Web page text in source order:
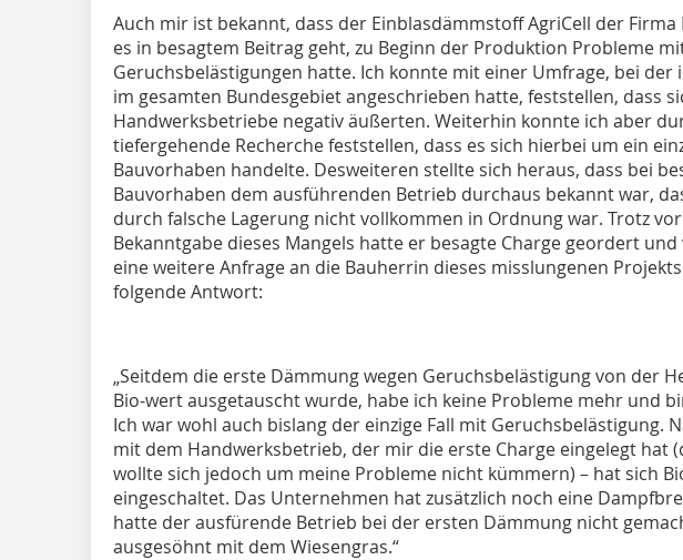
Auch mir ist bekannt, dass der Einblasdämmstoff AgriCell der
es in besagtem Beitrag geht, zu Beginn der Produktion Probleme
Geruchsbelästigungen hatte. Ich konnte mit einer Umfrage, bei der
im gesamten Bundesgebiet angeschrieben hatte, feststellen, dass
Handwerksbetriebe negativ äußerten. Weiterhin konnte ich aber
tiefergehende Recherche feststellen, dass es sich hierbei um ein
Bauvorhaben handelte. Desweiteren stellte sich heraus, dass bei
Bauvorhaben dem ausführenden Betrieb durchaus bekannt war,
durch falsche Lagerung nicht vollkommen in Ordnung war. Trotz
Bekanntgabe dieses Mangels hatte er besagte Charge geordert
eine weitere Anfrage an die Bauherrin dieses misslungenen
folgende Antwort:
„Seitdem die erste Dämmung wegen Geruchsbelästigung von der
Bio-wert ausgetauscht wurde, habe ich keine Probleme mehr und
Ich war wohl auch bislang der einzige Fall mit Geruchsbelästigung.
mit dem Handwerksbetrieb, der mir die erste Charge eingelegt hat
wollte sich jedoch um meine Probleme nicht kümmern) – hat sich
eingeschaltet. Das Unternehmen hat zusätzlich noch eine
hatte der ausfürende Betrieb bei der ersten Dämmung nicht
ausgesöhnt mit dem Wiesengras.“